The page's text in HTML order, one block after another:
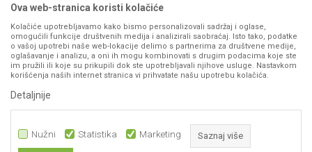
Reklamacije
Povraćaj sredstava
Zamjena artikala
Plaćanje karticama
PRATITE NAS
Ova web-stranica koristi kolačiće
Kolačiće upotrebljavamo kako bismo personalizovali sadržaj i oglase,
omogućili funkcije društvenih medija i analizirali saobraćaj. Isto tako, podatke
o vašoj upotrebi naše web-lokacije delimo s partnerima za društvene medije,
oglašavanje i analizu, a oni ih mogu kombinovati s drugim podacima koje ste
im pružili ili koje su prikupili dok ste upotrebljavali njihove usluge. Nastavkom
korišćenja naših internet stranica vi prihvatate našu upotrebu kolačića.
Detaljnije
Nužni Statistika Marketing Saznaj više